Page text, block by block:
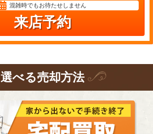
混雑時でもお待たせしません
来店予約
選べる売却方法